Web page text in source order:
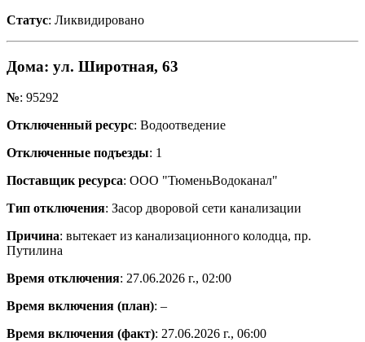
Статус: Ликвидировано
Дома: ул. Широтная, 63
№: 95292
Отключенный ресурс: Водоотведение
Отключенные подъезды: 1
Поставщик ресурса: ООО "ТюменьВодоканал"
Тип отключения: Засор дворовой сети канализации
Причина: вытекает из канализационного колодца, пр.
Путилина
Время отключения: 27.06.2026 г., 02:00
Время включения (план): –
Время включения (факт): 27.06.2026 г., 06:00